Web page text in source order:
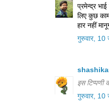
प्रमेन्द्र
लिए कुछ
हार नहीं
गुरुवार,
इस टिप्पणी
गुरुवार,